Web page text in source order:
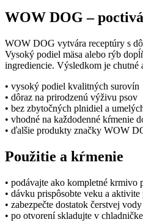
WOW DOG –
WOW DOG vytvára receptúry s
Vysoký podiel mäsa alebo rýb
ingrediencie. Výsledkom je chutné
• vysoký podiel kvalitných surovín
• dôraz na prirodzenú výživu psov
• bez zbytočných plnidiel a
• vhodné na každodenné kŕmenie
• ďalšie produkty značky WOW
Použitie a kŕmenie
• podávajte ako kompletné krmivo
• dávku prispôsobte veku a aktivite
• zabezpečte dostatok čerstvej vody
• po otvorení skladujte v chladničke